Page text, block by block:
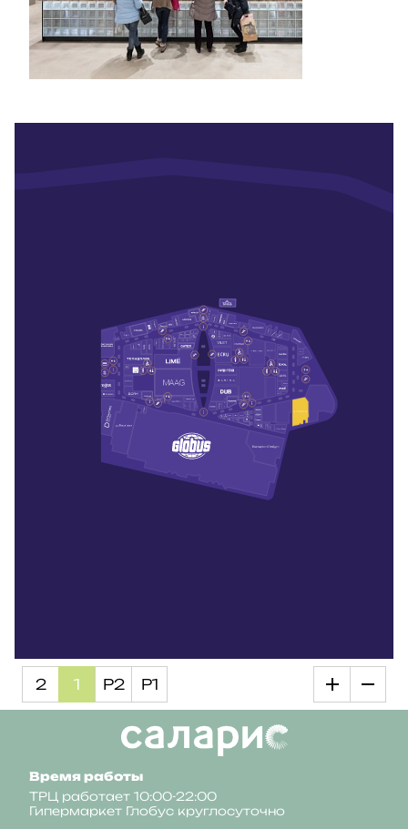
2 1 Р2 Р1
Время работы
ТРЦ работает 10:00-22:00
Гипермаркет Глобус круглосуточно